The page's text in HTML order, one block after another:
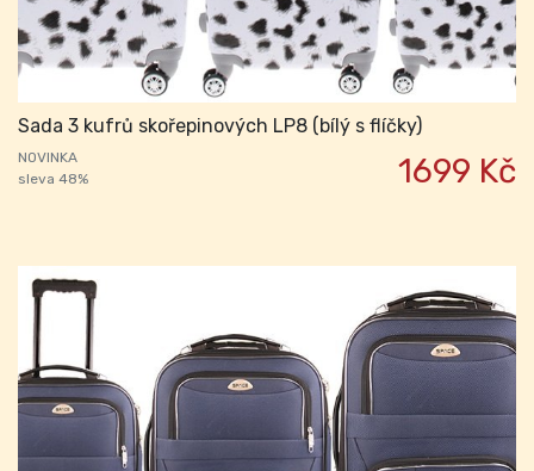
Sada 3 kufrů skořepinových LP8 (bílý s flíčky)
NOVINKA
sleva 48%
1699 Kč